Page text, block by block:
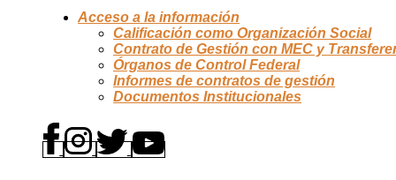
Acceso a la información
Calificación como Organización Social
Contrato de Gestión con MEC y
Órganos de Control Federal
Informes de contratos de gestión
Documentos Institucionales